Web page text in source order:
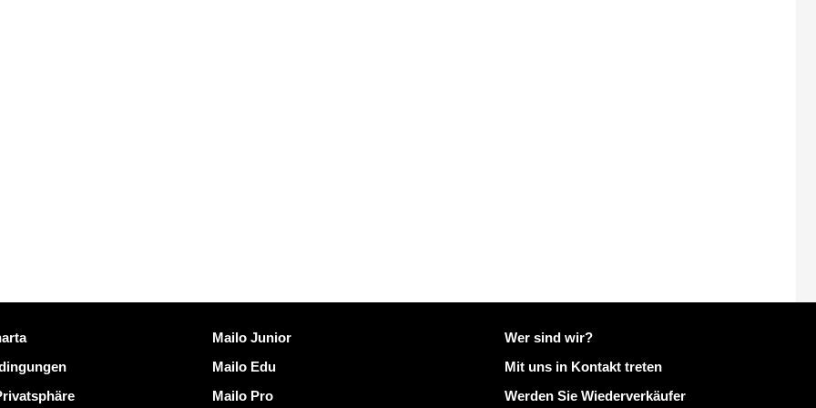
Mailo entdecken
Mailo Junior
Mailo Edu
Mailo Pro
Weitere Informationen zu Mailo
Wer sind wir?
Mit uns in Kontakt treten
Werden Sie Wiederverkäufer